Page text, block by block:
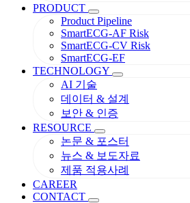
PRODUCT
Product Pipeline
SmartECG-AF Risk
SmartECG-CV Risk
SmartECG-EF
TECHNOLOGY
AI 기술
데이터 & 설계
보안 & 인증
RESOURCE
논문 & 포스터
뉴스 & 보도자료
제품 적용사례
CAREER
CONTACT